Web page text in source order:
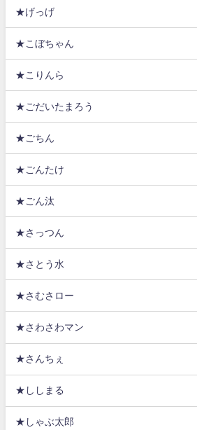
★げっげ
★こぼちゃん
★こりんら
★ごだいたまろう
★ごちん
★ごんたけ
★ごん汰
★さっつん
★さとう水
★さむさロー
★さわさわマン
★さんちぇ
★ししまる
★しゃぶ太郎